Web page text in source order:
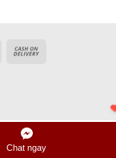
Chat ngay